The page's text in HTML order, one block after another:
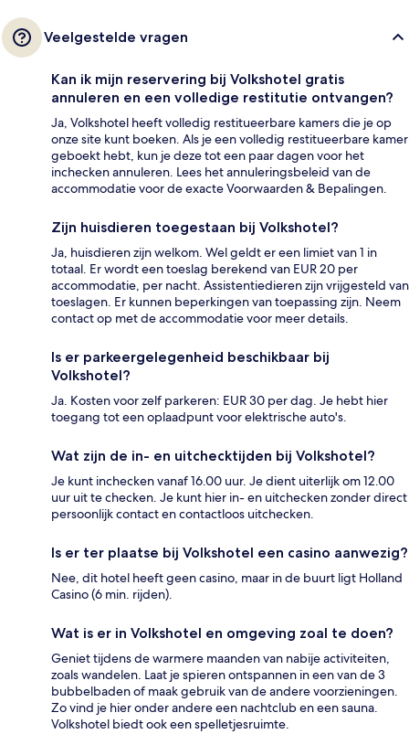
Veelgestelde vragen
Kan ik mijn reservering bij Volkshotel gratis
annuleren en een volledige restitutie ontvangen?
Ja, Volkshotel heeft volledig restitueerbare kamers die je op
onze site kunt boeken. Als je een volledig restitueerbare kamer
geboekt hebt, kun je deze tot een paar dagen voor het
inchecken annuleren. Lees het annuleringsbeleid van de
accommodatie voor de exacte Voorwaarden & Bepalingen.
Zijn huisdieren toegestaan bij Volkshotel?
Ja, huisdieren zijn welkom. Wel geldt er een limiet van 1 in
totaal. Er wordt een toeslag berekend van EUR 20 per
accommodatie, per nacht. Assistentiedieren zijn vrijgesteld van
toeslagen. Er kunnen beperkingen van toepassing zijn. Neem
contact op met de accommodatie voor meer details.
Is er parkeergelegenheid beschikbaar bij
Volkshotel?
Ja. Kosten voor zelf parkeren: EUR 30 per dag. Je hebt hier
toegang tot een oplaadpunt voor elektrische auto's.
Wat zijn de in- en uitchecktijden bij Volkshotel?
Je kunt inchecken vanaf 16.00 uur. Je dient uiterlijk om 12.00
uur uit te checken. Je kunt hier in- en uitchecken zonder direct
persoonlijk contact en contactloos uitchecken.
Is er ter plaatse bij Volkshotel een casino aanwezig?
Nee, dit hotel heeft geen casino, maar in de buurt ligt Holland
Casino (6 min. rijden).
Wat is er in Volkshotel en omgeving zoal te doen?
Geniet tijdens de warmere maanden van nabije activiteiten,
zoals wandelen. Laat je spieren ontspannen in een van de 3
bubbelbaden of maak gebruik van de andere voorzieningen.
Zo vind je hier onder andere een nachtclub en een sauna.
Volkshotel biedt ook een spelletjesruimte.